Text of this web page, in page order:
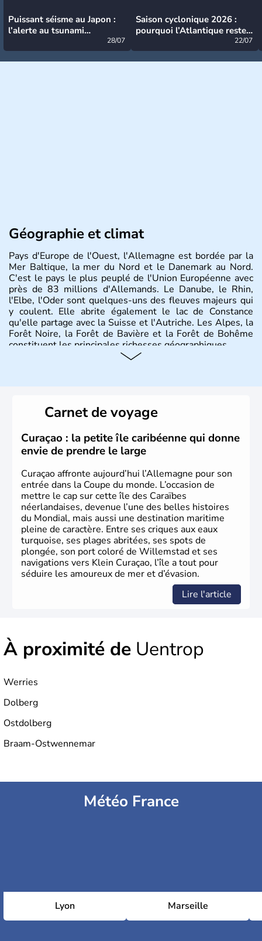
Puissant séisme au Japon :
l’alerte au tsunami
28/07
Saison cyclonique 2026 :
pourquoi l’Atlantique reste
22/07
Géographie et climat
Pays d'Europe de l'Ouest, l'Allemagne est bordée par la
Mer Baltique, la mer du Nord et le Danemark au Nord.
C'est le pays le plus peuplé de l'Union Européenne avec
près de 83 millions d'Allemands. Le Danube, le Rhin,
l'Elbe, l'Oder sont quelques-uns des fleuves majeurs qui
y coulent. Elle abrite également le lac de Constance
qu'elle partage avec la Suisse et l'Autriche. Les Alpes, la
Forêt Noire, la Forêt de Bavière et la Forêt de Bohême
constituent les principales richesses géographiques.
lesquelles bénéficient d'une grande autonomie. Le pays
peut se targuer de grands noms qu'il a vu naître dans tous
les domaines, des arts à la politique en passant par la
philosophie. Hertz, Gutenberg, Heidegger, Thomas Mann,
Herman Hesse ou bien Hegel en font partie.
Carnet de voyage
Curaçao : la petite île caribéenne qui donne
envie de prendre le large
Curaçao affronte aujourd’hui l’Allemagne pour son
entrée dans la Coupe du monde. L’occasion de
mettre le cap sur cette île des Caraïbes
néerlandaises, devenue l’une des belles histoires
du Mondial, mais aussi une destination maritime
pleine de caractère. Entre ses criques aux eaux
turquoise, ses plages abritées, ses spots de
plongée, son port coloré de Willemstad et ses
navigations vers Klein Curaçao, l’île a tout pour
séduire les amoureux de mer et d’évasion.
Lire l'article
À proximité de Uentrop
Werries
Dolberg
Ostdolberg
Braam-Ostwennemar
Météo France
Lyon Marseille